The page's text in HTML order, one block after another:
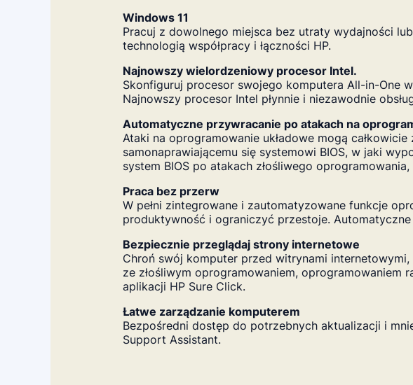
Windows 11
Pracuj z dowolnego miejsca bez utraty wydajności
technologią współpracy i łączności HP.
Najnowszy wielordzeniowy procesor Intel.
Skonfiguruj procesor swojego komputera All-in-One
Najnowszy procesor Intel płynnie i niezawodnie
Automatyczne przywracanie po atakach na
Ataki na oprogramowanie układowe mogą
samonaprawiającemu się systemowi BIOS, w jaki
system BIOS po atakach złośliwego
Praca bez przerw
W pełni zintegrowane i zautomatyzowane funkcje
produktywność i ograniczyć przestoje.
Bezpiecznie przeglądaj strony internetowe
Chroń swój komputer przed witrynami
ze złośliwym oprogramowaniem,
aplikacji HP Sure Click.
Łatwe zarządzanie komputerem
Bezpośredni dostęp do potrzebnych aktualizacji i
Support Assistant.